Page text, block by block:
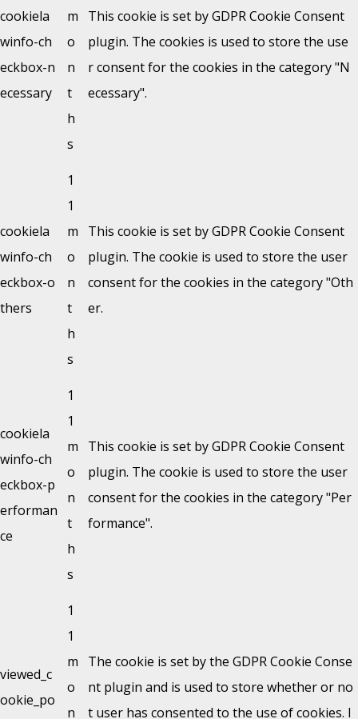
cookiela
winfo-ch
eckbox-n
ecessary
m
o
n
t
h
s
This cookie is set by GDPR Cookie Consent
plugin. The cookies is used to store the use
r consent for the cookies in the category "N
ecessary".
cookiela
winfo-ch
eckbox-o
thers
1
1
m
o
n
t
h
s
This cookie is set by GDPR Cookie Consent
plugin. The cookie is used to store the user
consent for the cookies in the category "Oth
er.
cookiela
winfo-ch
eckbox-p
erforman
ce
1
1
m
o
n
t
h
s
This cookie is set by GDPR Cookie Consent
plugin. The cookie is used to store the user
consent for the cookies in the category "Per
formance".
viewed_c
ookie_po
1
1
m
o
n
The cookie is set by the GDPR Cookie Conse
nt plugin and is used to store whether or no
t user has consented to the use of cookies. I